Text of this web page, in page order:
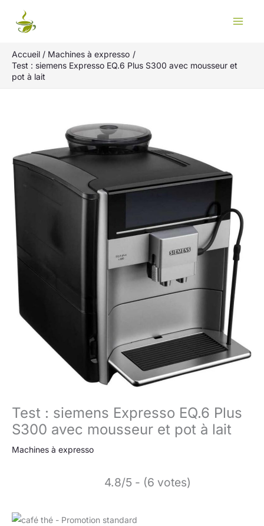
Accueil
Machines à expresso
Test : siemens Expresso EQ.6 Plus S300 avec mousseur et
pot à lait
Test : siemens Expresso EQ.6 Plus
S300 avec mousseur et pot à lait
Machines à expresso
4.8/5 - (6 votes)